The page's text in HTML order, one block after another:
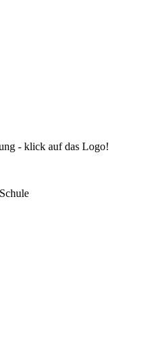
- klick auf das Logo!